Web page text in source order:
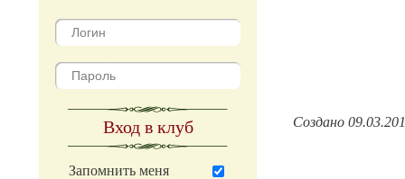
Вход в клуб
Запомнить меня
Создано